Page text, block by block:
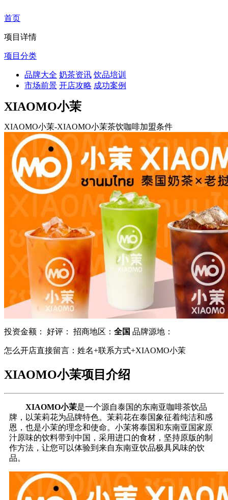
首页
项目详情
项目分类
品牌大全 奶茶资讯 饮品培训
市场前景 开店攻略 成功案例
XIAOMO小茉
XIAOMO小茉-XIAOMO小茉茶饮咖啡加盟条件
投资金额： 好评： 招商地区： 全国 品牌源地：
怎么开店直接留言：姓名+联系方式+XIAOMO小茉
XIAOMO小茉项目介绍
XIAOMO小茉是一个源自泰国的东南亚咖啡茶饮品
牌，以茉莉花为品牌特色。茉莉花在泰国象征着纯洁和感
恩，也是小茉的理念和使命。小茉将泰国和东南亚国家原
汁原味的饮料带到中国，采用进口的食材，坚持原版的制
作方法，让您可以体验到来自东南亚饮品极具风味的饮
品。